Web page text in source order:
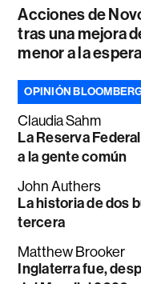
Acciones de
tras una mejora
menor a la
OPINIÓN
Claudia Sahm
La Reserva
a la gente común
John Authers
La historia de dos
tercera
Matthew Brooker
Inglaterra fue,